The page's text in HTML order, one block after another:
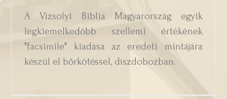
A Vizsolyi Biblia Magyarország egyik
legkiemelkedőbb szellemi értékének
"facsimile" kiadása az eredeti mintájára
készül el bőrkötéssel, díszdobozban.